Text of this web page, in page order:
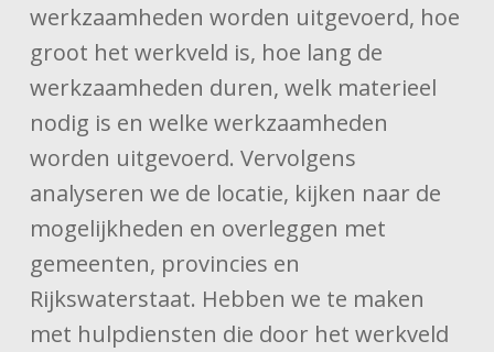
werkzaamheden worden uitgevoerd, hoe
groot het werkveld is, hoe lang de
werkzaamheden duren, welk materieel
nodig is en welke werkzaamheden
worden uitgevoerd. Vervolgens
analyseren we de locatie, kijken naar de
mogelijkheden en overleggen met
gemeenten, provincies en
Rijkswaterstaat. Hebben we te maken
met hulpdiensten die door het werkveld